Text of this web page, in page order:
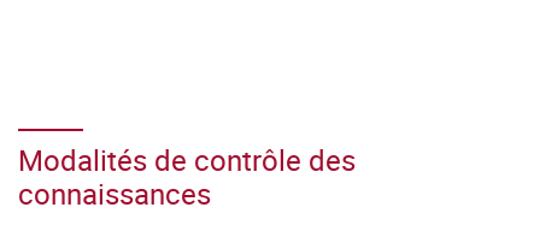
Modalités de contrôle des
connaissances